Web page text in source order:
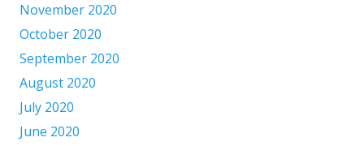
November 2020
October 2020
September 2020
August 2020
July 2020
June 2020